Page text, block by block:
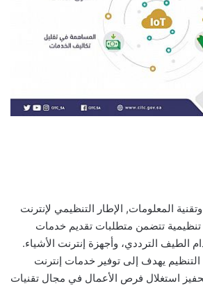
المعلومات, الإطار التنظيمي لإنترنت
تنظيمية تتضمن متطلبات تقديم خدمات
الطيف الترددي، وأجهزة إنترنت الأشياء.
يهدف إلى توفير خدمات إنترنت
استغلال فرص الأعمال في مجال تقنيات